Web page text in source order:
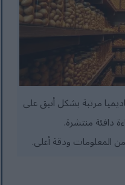
مرتبة بشكل أنيق على
دافئة منتشرة.
المعلومات ودقة أعلى.